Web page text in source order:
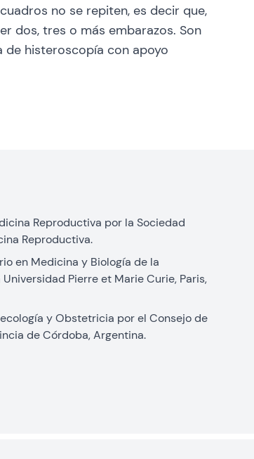
no se repiten, es decir que,
dos, tres o más embarazos. Son
de histeroscopía con apoyo
Reproductiva por la Sociedad
Reproductiva.
en Medicina y Biología de la
Pierre et Marie Curie, Paris,
y Obstetricia por el Consejo de
de Córdoba, Argentina.